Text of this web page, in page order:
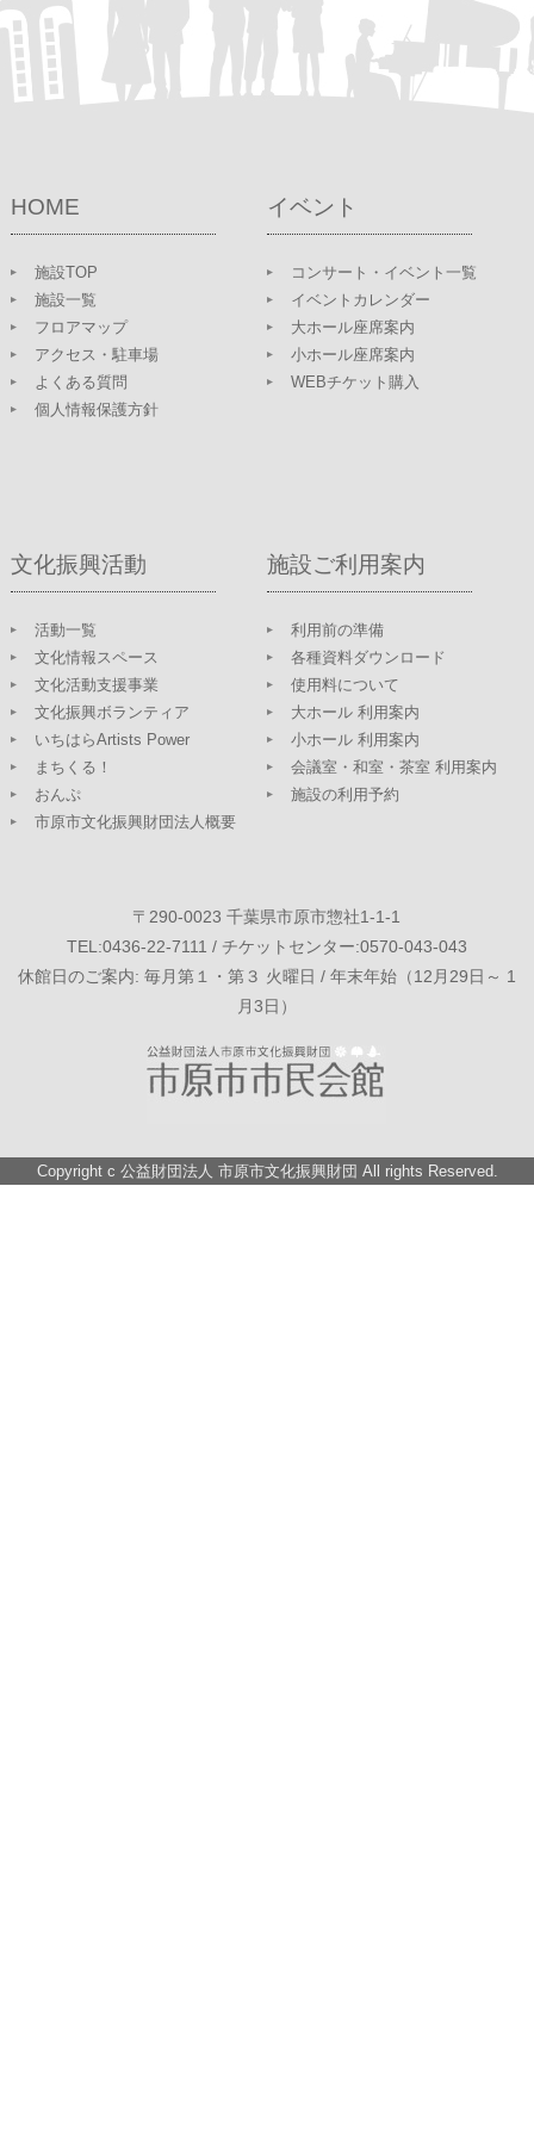
HOME
施設TOP
施設一覧
フロアマップ
アクセス・駐車場
よくある質問
個人情報保護方針
イベント
コンサート・イベント一覧
イベントカレンダー
大ホール座席案内
小ホール座席案内
WEBチケット購入
文化振興活動
活動一覧
文化情報スペース
文化活動支援事業
文化振興ボランティア
いちはらArtists Power
まちくる！
おんぷ
市原市文化振興財団法人概要
施設ご利用案内
利用前の準備
各種資料ダウンロード
使用料について
大ホール 利用案内
小ホール 利用案内
会議室・和室・茶室 利用案内
施設の利用予約
〒290-0023 千葉県市原市惣社1-1-1
TEL:0436-22-7111 / チケットセンター:0570-043-043
休館日のご案内: 毎月第１・第３ 火曜日 / 年末年始（12月29日～ 1
月3日）
Copyright c 公益財団法人 市原市文化振興財団 All rights Reserved.